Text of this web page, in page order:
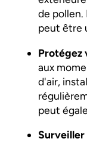
de pollen.
peut être
Protégez
aux
d'air,
peut
Surveiller